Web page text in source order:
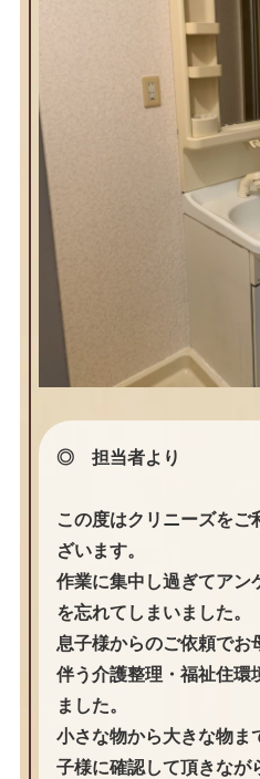
◎ 担当者より
この度はクリニーズをご
ざいます。
作業に集中し過ぎてアン
を忘れてしまいました。
息子様からのご依頼でお
伴う介護整理・福祉住環
ました。
小さな物から大きな物ま
子様に確認して頂きなが